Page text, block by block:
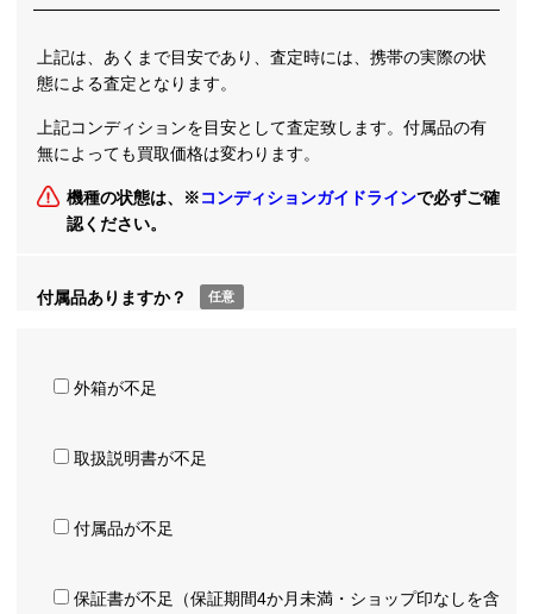
上記は、あくまで目安であり、査定時には、携帯の実際の状
態による査定となります。
上記コンディションを目安として査定致します。付属品の有
無によっても買取価格は変わります。
機種の状態は、※コンディションガイドラインで必ずご確
認ください。
付属品ありますか？ 任意
外箱が不足
取扱説明書が不足
付属品が不足
保証書が不足（保証期間4か月未満・ショップ印なしを含